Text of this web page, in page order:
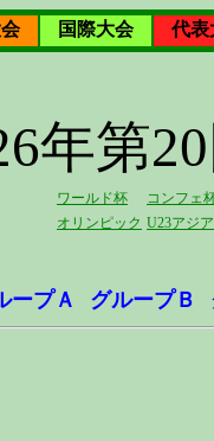
国際大会
代表
年第
ワールド杯
コンフェ
オリンピック U23アジ
ープＡ グループＢ